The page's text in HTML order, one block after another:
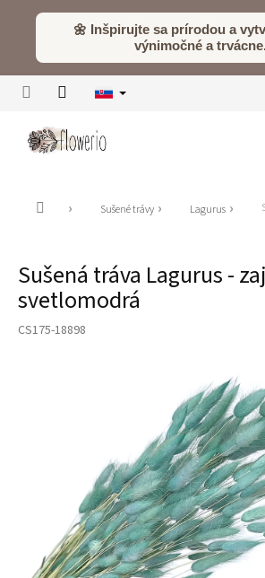
🌼 Inšpirujte sa prírodou a
výnimočné a
Domov Sušené trávy Lagurus
Sušená tráva Lagurus -
svetlomodrá
CS175-18898